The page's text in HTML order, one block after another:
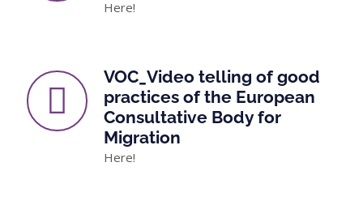
Here!
VOC_Video telling of good
practices of the European
Consultative Body for
Migration
Here!